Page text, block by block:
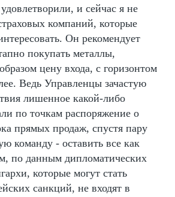
и сейчас я не
компаний, которые
Он рекомендует
покупать металлы,
цену входа, с горизонтом
Ведь Управленцы зачастую
лишенное какой-либо
по точкам распоряжение о
прямых продаж, спустя пару
команду - оставить все как
по данным дипломатических
которые могут стать
санкций, не входят в